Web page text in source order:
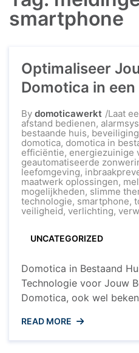
smartphone
Optimaliseer
Domotica in
By domoticawerkt Laat
afstand bedienen,
bestaande huis,
domotica, domotica in
efficiëntie, energiezuinige
geautomatiseerde
leefomgeving,
maatwerk oplossingen,
mogelijkheden, slimme
technologie, smartphone,
veiligheid, verlichting,
UNCATEGORIZED
Domotica in Bestaand
Technologie voor Jouw
Domotica, ook wel
bestaande huis te
geavanceerde
READ MORE